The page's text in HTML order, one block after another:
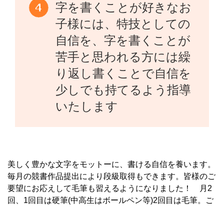
字を書くことが好きなお
子様には、特技としての
自信を、字を書くことが
苦手と思われる方には繰
り返し書くことで自信を
少しでも持てるよう指導
いたします
美しく豊かな文字をモットーに、書ける自信を養います。
毎月の競書作品提出により段級取得もできます。皆様のご
要望にお応えして毛筆も習えるようになりました！ 月2
回、1回目は硬筆(中高生はボールペン等)2回目は毛筆。ご